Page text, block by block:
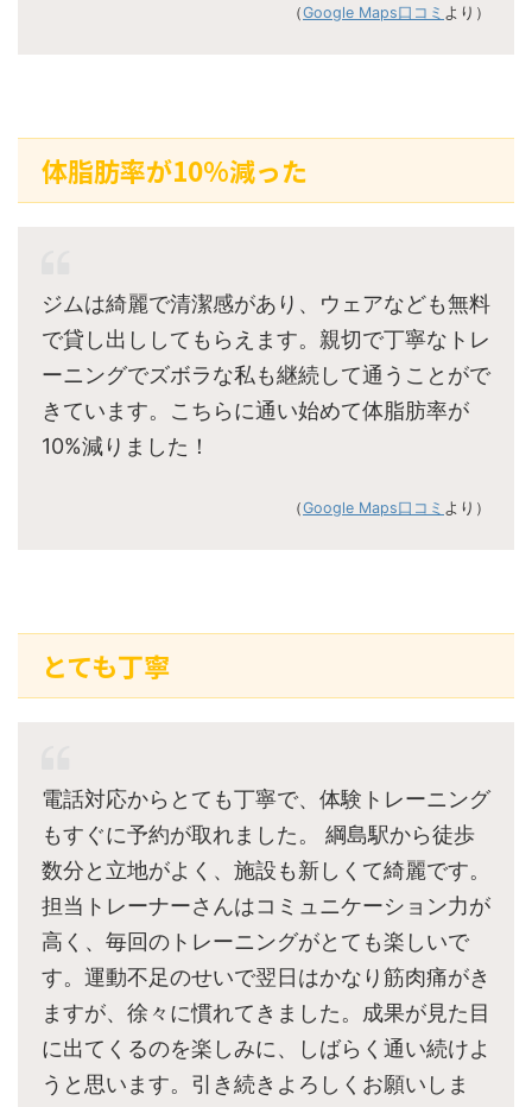
（Google Maps口コミ より）
体脂肪率が10%減った
ジムは綺麗で清潔感があり、ウェアなども無料
で貸し出ししてもらえます。親切で丁寧なトレ
ーニングでズボラな私も継続して通うことがで
きています。こちらに通い始めて体脂肪率が
10%減りました！
（Google Maps口コミ より）
とても丁寧
電話対応からとても丁寧で、体験トレーニング
もすぐに予約が取れました。 綱島駅から徒歩
数分と立地がよく、施設も新しくて綺麗です。
担当トレーナーさんはコミュニケーション力が
高く、毎回のトレーニングがとても楽しいで
す。運動不足のせいで翌日はかなり筋肉痛がき
ますが、徐々に慣れてきました。成果が見た目
に出てくるのを楽しみに、しばらく通い続けよ
うと思います。引き続きよろしくお願いしま